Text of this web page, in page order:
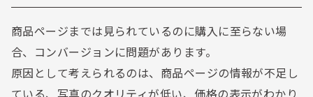
商品ページまでは見られているのに購入に至らない場
合、コンバージョンに問題があります。
原因として考えられるのは、商品ページの情報が不足し